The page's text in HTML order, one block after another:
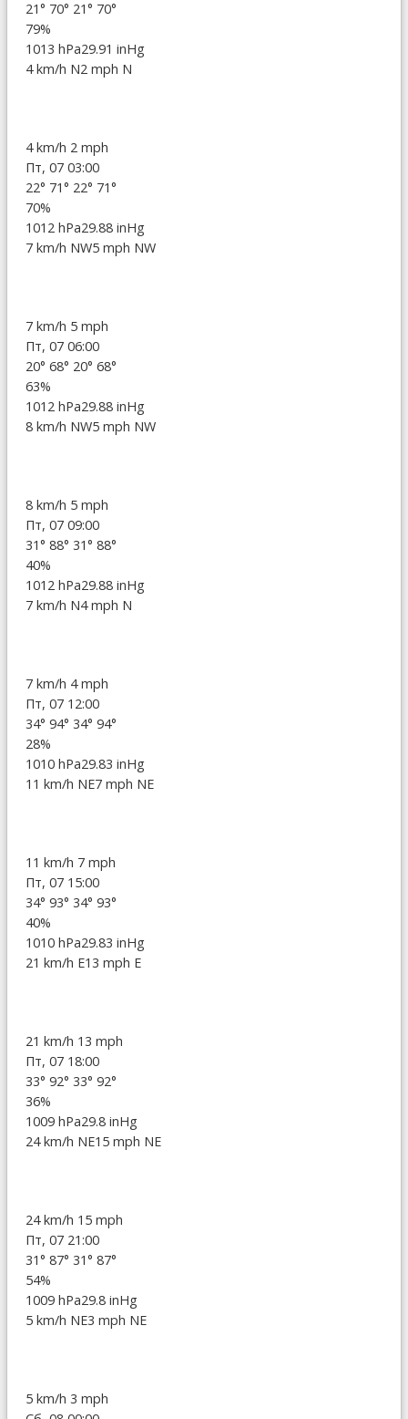
21° 70° 21° 70°
79%
1013 hPa29.91 inHg
4 km/h N2 mph N
4 km/h 2 mph
Пт, 07 03:00
22° 71° 22° 71°
70%
1012 hPa29.88 inHg
7 km/h NW5 mph NW
7 km/h 5 mph
Пт, 07 06:00
20° 68° 20° 68°
63%
1012 hPa29.88 inHg
8 km/h NW5 mph NW
8 km/h 5 mph
Пт, 07 09:00
31° 88° 31° 88°
40%
1012 hPa29.88 inHg
7 km/h N4 mph N
7 km/h 4 mph
Пт, 07 12:00
34° 94° 34° 94°
28%
1010 hPa29.83 inHg
11 km/h NE7 mph NE
11 km/h 7 mph
Пт, 07 15:00
34° 93° 34° 93°
40%
1010 hPa29.83 inHg
21 km/h E13 mph E
21 km/h 13 mph
Пт, 07 18:00
33° 92° 33° 92°
36%
1009 hPa29.8 inHg
24 km/h NE15 mph NE
24 km/h 15 mph
Пт, 07 21:00
31° 87° 31° 87°
54%
1009 hPa29.8 inHg
5 km/h NE3 mph NE
5 km/h 3 mph